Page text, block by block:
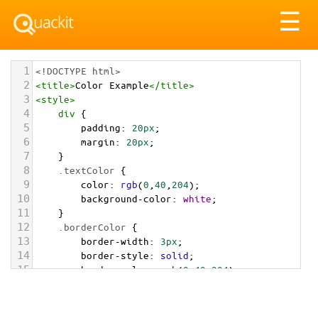
☰
1 <!DOCTYPE html>
2 <title>Color Example</title>
3 <style>
4 div {
5 padding: 20px;
6 margin: 20px;
7 }
8 .textColor {
9 color: rgb(0 40 204);
10 background-color: white;
11 }
12 .borderColor {
13 border-width: 3px;
14 border-style: solid;
15 border-color: rgb(0,40,204);